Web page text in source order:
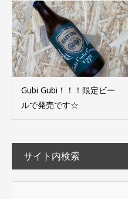
Gubi Gubi！！！限定ビー
ルで発売です☆
サイト内検索